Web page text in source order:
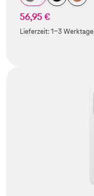
56,95 €
Lieferzeit:1-3 Werktage